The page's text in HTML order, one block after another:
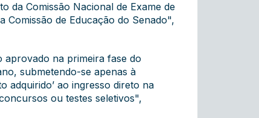
da Comissão Nacional de Exame de
de Educação do Senado",
aprovado na primeira fase do
submetendo-se apenas à
adquirido’ ao ingresso direto na
ou testes seletivos",